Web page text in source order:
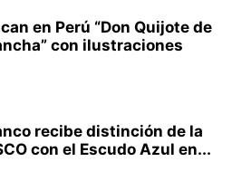
en Perú “Don Quijote de
con ilustraciones
recibe distinción de la
con el Escudo Azul en...